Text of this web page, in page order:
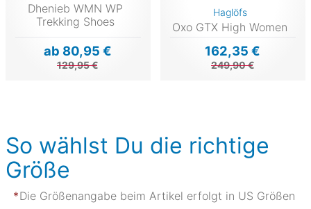
Dhenieb WMN WP
Trekking Shoes
ab 80,95 €
129,95 €
Haglöfs
Oxo GTX High Women
162,35 €
249,90 €
So wählst Du die richtige
Größe
Die Größenangabe beim Artikel erfolgt in US Größen